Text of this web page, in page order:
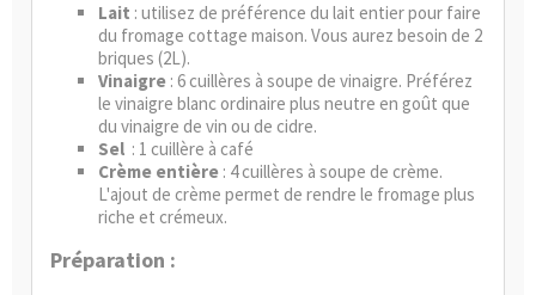
Lait : utilisez de préférence du lait entier pour faire
du fromage cottage maison. Vous aurez besoin de 2
briques (2L).
Vinaigre : 6 cuillères à soupe de vinaigre. Préférez
le vinaigre blanc ordinaire plus neutre en goût que
du vinaigre de vin ou de cidre.
Sel : 1 cuillère à café
Crème entière : 4 cuillères à soupe de crème.
L'ajout de crème permet de rendre le fromage plus
riche et crémeux.
Préparation :